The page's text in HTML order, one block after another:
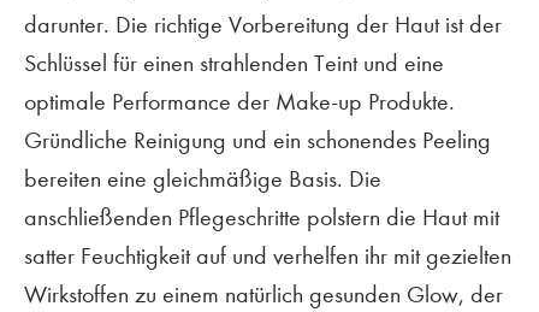
darunter. Die richtige Vorbereitung der Haut ist der
Schlüssel für einen strahlenden Teint und eine
optimale Performance der Make-up Produkte.
Gründliche Reinigung und ein schonendes Peeling
bereiten eine gleichmäßige Basis. Die
anschließenden Pflegeschritte polstern die Haut mit
satter Feuchtigkeit auf und verhelfen ihr mit gezielten
Wirkstoffen zu einem natürlich gesunden Glow, der